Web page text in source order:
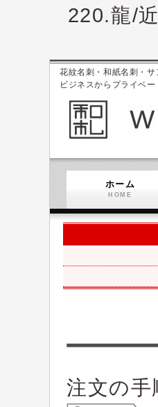
220.龍/
花紋名刺・和紙名刺・
ビジネスからプライベ
ホーム
HOME
注文の手